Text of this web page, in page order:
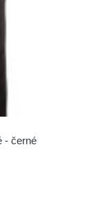
- černé